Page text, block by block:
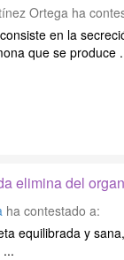
Ortega ha
en la
que se produce
elimina del
ha contestado a:
equilibrada y